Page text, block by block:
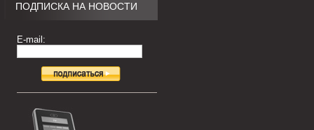
ПОДПИСКА НА НОВОСТИ
E-mail: